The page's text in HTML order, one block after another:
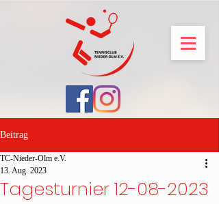
Beitrag
Tagesturnier 12-08-2023
TC-Nieder-Olm e.V.
13. Aug. 2023